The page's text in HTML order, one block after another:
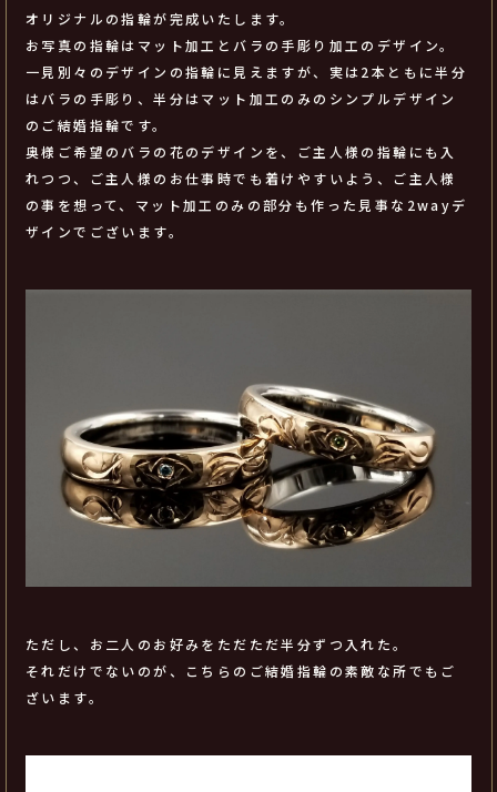
オリジナルの指輪が完成いたします。
お写真の指輪はマット加工とバラの手彫り加工のデザイン。
一見別々のデザインの指輪に見えますが、実は2本ともに半分
はバラの手彫り、半分はマット加工のみのシンプルデザイン
のご結婚指輪です。
奥様ご希望のバラの花のデザインを、ご主人様の指輪にも入
れつつ、ご主人様のお仕事時でも着けやすいよう、ご主人様
の事を想って、マット加工のみの部分も作った見事な2wayデ
ザインでございます。
ただし、お二人のお好みをただただ半分ずつ入れた。
それだけでないのが、こちらのご結婚指輪の素敵な所でもご
ざいます。